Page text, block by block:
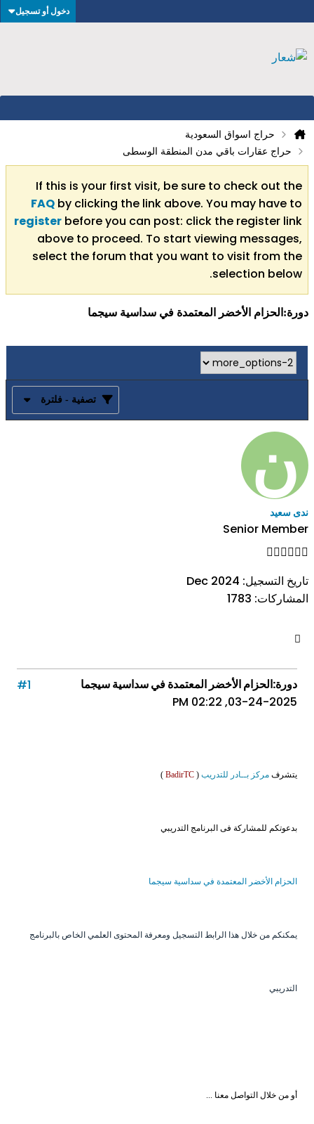
دخول أو تسجيل
حراج اسواق السعودية
حراج عقارات باقي مدن المنطقة الوسطى
If this is your first visit, be sure to check out the
FAQ by clicking the link above. You may have to
register before you can post: click the register link
above to proceed. To start viewing messages,
select the forum that you want to visit from the
selection below.
دورة:الحزام الأخضر المعتمدة في سداسية سيجما
تصفية - فلترة
ندى سعيد
Senior Member
تاريخ التسجيل: Dec 2024
المشاركات: 1783
#1
دورة:الحزام الأخضر المعتمدة في سداسية سيجما
03-24-2025, 02:22 PM
يتشرف مركز بــادر للتدريب (
BadirTC
)
بدعوتكم للمشاركة فى البرنامج التدريبي
الحزام الأخضر المعتمدة في سداسية سيجما
يمكنكم من خلال هذا الرابط التسجيل ومعرفة المحتوى العلمي الخاص بالبرنامج
التدريبي
أو من خلال التواصل معنا ...